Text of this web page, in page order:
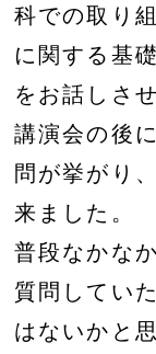
科での取り
に関する基
をお話しさ
講演会の後
問が挙がり
来ました。
普段なかな
質問してい
はないかと